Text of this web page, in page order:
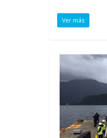
Ver más